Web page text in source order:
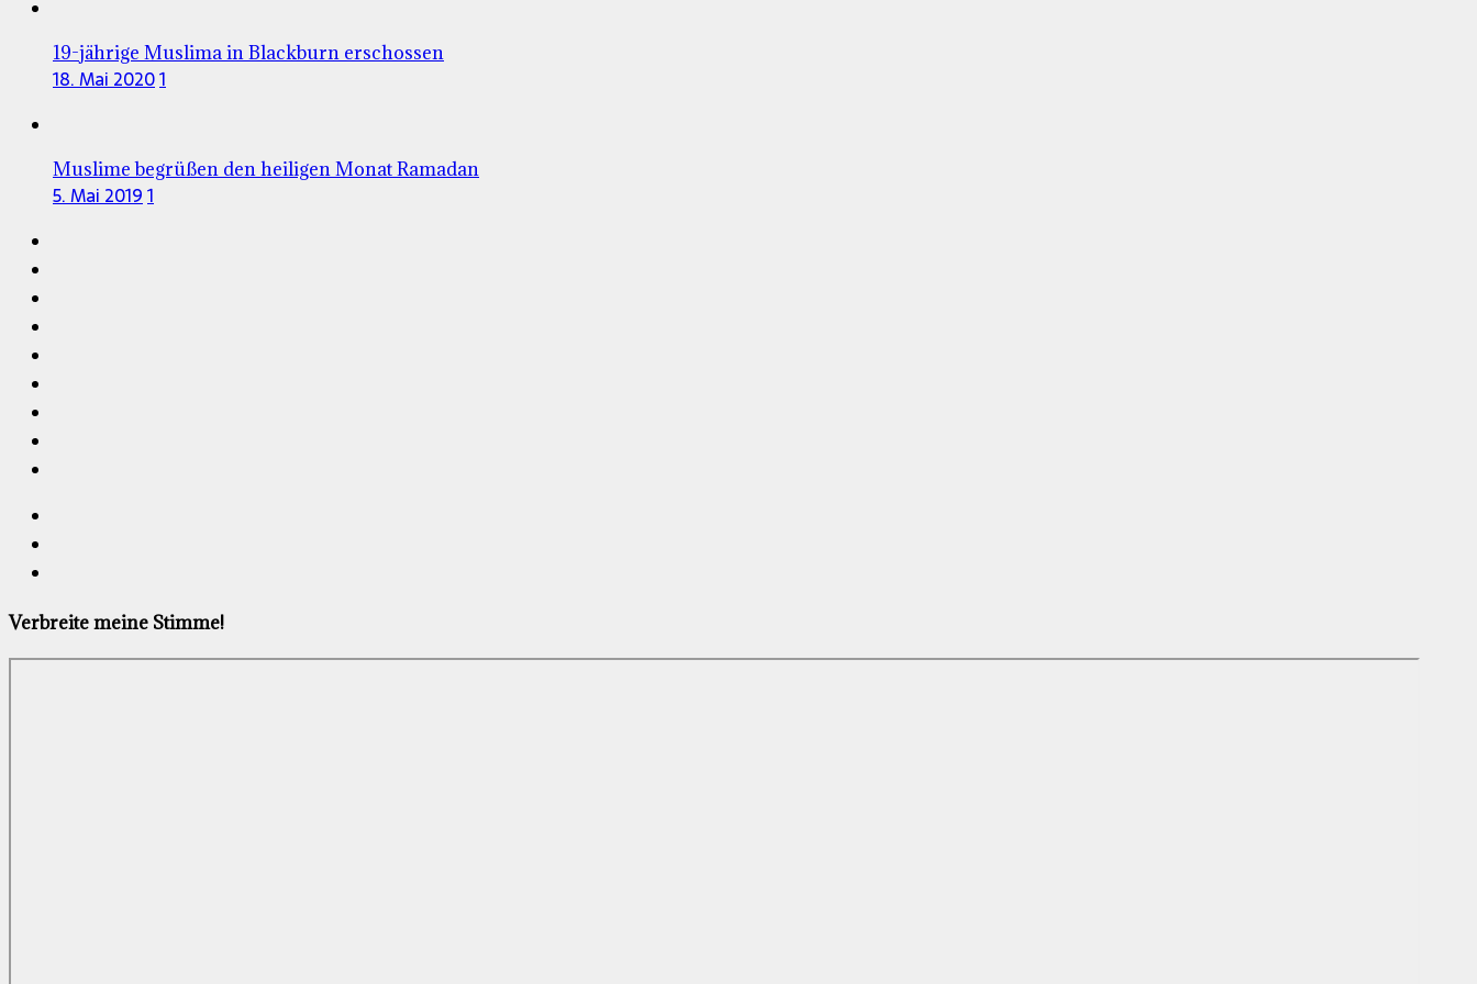
19-jährige Muslima in Blackburn erschossen
18. Mai 20201
Muslime begrüßen den heiligen Monat Ramadan
5. Mai 20191
Verbreite meine Stimme!